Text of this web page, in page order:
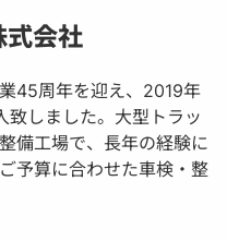
式会社
45周年を迎え、2019年
致しました。大型トラッ
備工場で、長年の経験に
予算に合わせた車検・整